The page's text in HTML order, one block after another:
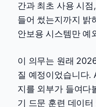
간과 최초 사용 시
들어 썼는지까지 밝
안보용 시스템만 예
이 의무는 원래
질 예정이었습니다.
지를 외부가 들여다
기 드문 훈련 데이